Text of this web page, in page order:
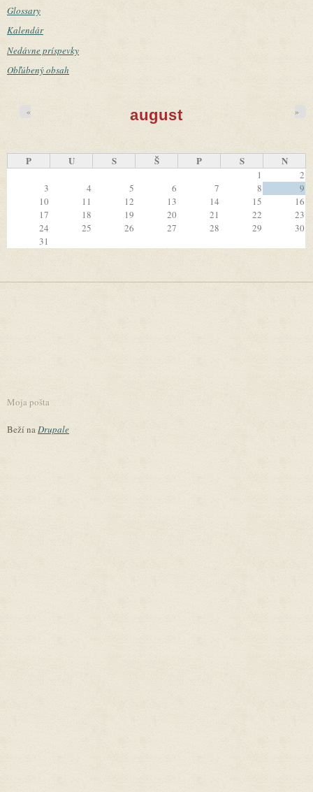
Glossary
Kalendár
Nedávne príspevky
Obľúbený obsah
august
« »
P U S Š P S N
1
2
3
4 5 6 7 8
9
10
11 12 13 14 15
16
17
18 19 20 21 22
23
24
25 26 27 28 29
30
31
Moja pošta
Beží naDrupale